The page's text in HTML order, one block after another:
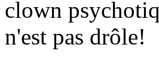
clown
n'est pas drôle!